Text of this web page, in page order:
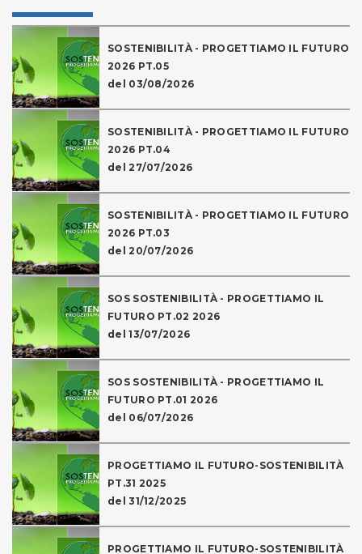
SOSTENIBILITÀ - PROGETTIAMO IL FUTURO
2026 PT.05
del 03/08/2026
SOSTENIBILITÀ - PROGETTIAMO IL FUTURO
2026 PT.04
del 27/07/2026
SOSTENIBILITÀ - PROGETTIAMO IL FUTURO
2026 PT.03
del 20/07/2026
SOS SOSTENIBILITÀ - PROGETTIAMO IL
FUTURO PT.02 2026
del 13/07/2026
SOS SOSTENIBILITÀ - PROGETTIAMO IL
FUTURO PT.01 2026
del 06/07/2026
PROGETTIAMO IL FUTURO-SOSTENIBILITÀ
PT.31 2025
del 31/12/2025
PROGETTIAMO IL FUTURO-SOSTENIBILITÀ